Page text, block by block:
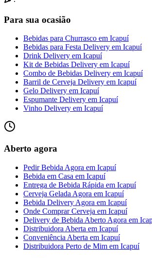
Para sua ocasião
Bebidas para Churrasco em Icapuí
Bebidas para Festa Delivery em Icapuí
Drink Delivery em Icapuí
Kit de Bebidas Delivery em Icapuí
Combo de Bebidas Delivery em Icapuí
Barril de Cerveja Delivery em Icapuí
Gelo Delivery em Icapuí
Espumante Delivery em Icapuí
Vinho Delivery em Icapuí
Aberto agora
Pedir Bebida Agora em Icapuí
Bebida em Casa em Icapuí
Entrega de Bebida Rápida em Icapuí
Cerveja Gelada Agora em Icapuí
Bebida Delivery Agora em Icapuí
Onde Comprar Cerveja em Icapuí
Delivery de Bebida Aberto Agora em
Distribuidora Aberta em Icapuí
Conveniência Aberta em Icapuí
Distribuidora Perto de Mim em Icapuí